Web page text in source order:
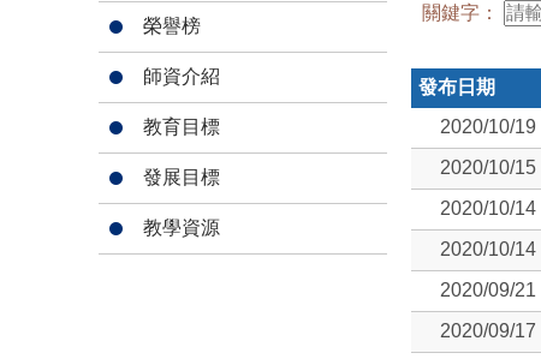
榮譽榜
師資介紹
教育目標
發展目標
教學資源
關鍵字：
發布日期
2020/10/19
2020/10/15
2020/10/14
2020/10/14
2020/09/21
2020/09/17